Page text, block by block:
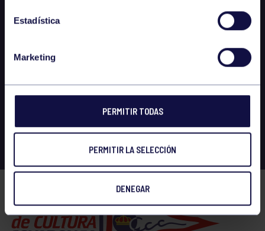
Estadística
Marketing
PERMITIR TODAS
PERMITIR LA SELECCIÓN
DENEGAR